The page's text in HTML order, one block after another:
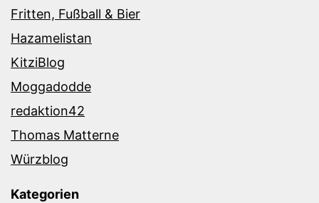
Fritten, Fußball & Bier
Hazamelistan
KitziBlog
Moggadodde
redaktion42
Thomas Matterne
Würzblog
Kategorien